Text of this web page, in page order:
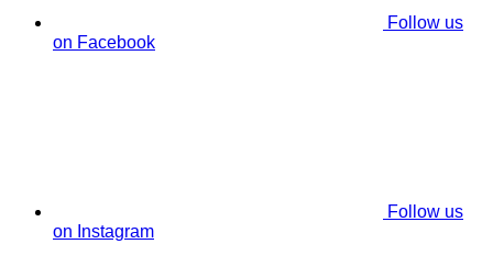
Follow us
on Facebook
Follow us
on Instagram